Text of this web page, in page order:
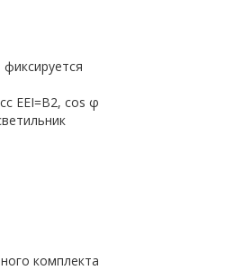
EEI=B2, cos φ
комплекта